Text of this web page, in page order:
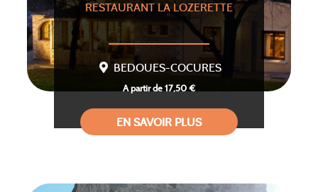
RESTAURANT LA LOZERETTE
BEDOUES-COCURES
A partir de 17,50 €
EN SAVOIR PLUS